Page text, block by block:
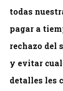
todas
pagar a
rechazo del
y evitar
detalles les